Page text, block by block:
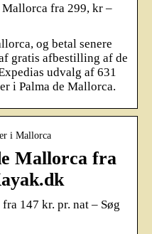
fra 299, kr –
og betal senere
gratis afbestilling af de
udvalg af 631
i Palma de Mallorca.
i Mallorca
Mallorca fra
147 kr. pr. nat – Søg